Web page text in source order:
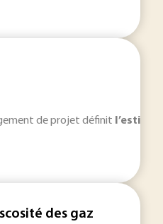
de projet définit
des gaz